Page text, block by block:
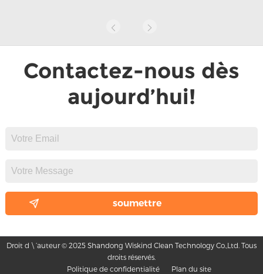
Contactez-nous dès
aujourd’hui!
Droit d \ ’auteur © 2025 Shandong Wiskind Clean Technology Co.,Ltd. Tous
droits réservés.
Politique de confidentialité
Plan du site